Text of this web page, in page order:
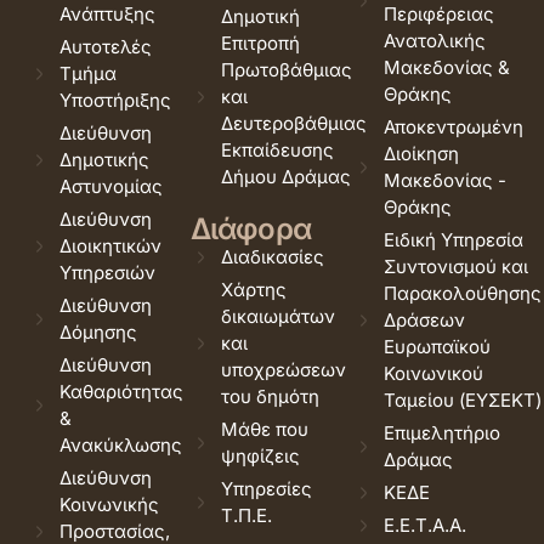
Ανάπτυξης
Αυτοτελές
Τμήμα
Υποστήριξης
Διεύθυνση
Δημοτικής
Αστυνομίας
Διεύθυνση
Διοικητικών
Υπηρεσιών
Διεύθυνση
Δόμησης
Διεύθυνση
Καθαριότητας
&
Ανακύκλωσης
Διεύθυνση
Κοινωνικής
Προστασίας,
Δημοτική
Επιτροπή
Πρωτοβάθμιας
και
Δευτεροβάθμιας
Εκπαίδευσης
Δήμου Δράμας
Διάφορα
Διαδικασίες
Χάρτης
δικαιωμάτων
και
υποχρεώσεων
του δημότη
Μάθε που
ψηφίζεις
Υπηρεσίες
Τ.Π.Ε.
Περιφέρειας
Ανατολικής
Μακεδονίας &
Θράκης
Αποκεντρωμένη
Διοίκηση
Μακεδονίας -
Θράκης
Ειδική Υπηρεσία
Συντονισμού και
Παρακολούθησης
Δράσεων
Ευρωπαϊκού
Κοινωνικού
Ταμείου (ΕΥΣΕΚΤ)
Επιμελητήριο
Δράμας
ΚΕΔΕ
Ε.Ε.Τ.Α.Α.